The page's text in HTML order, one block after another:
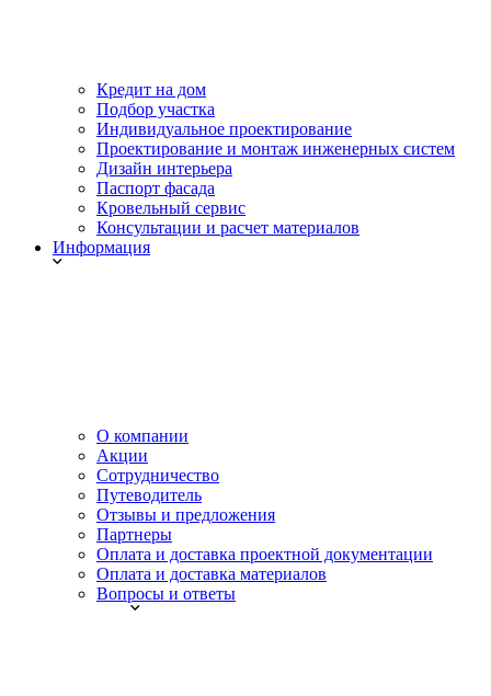
Кредит на дом
Подбор участка
Индивидуальное проектирование
Проектирование и монтаж инженерных систем
Дизайн интерьера
Паспорт фасада
Кровельный сервис
Консультации и расчет материалов
Информация
О компании
Акции
Сотрудничество
Путеводитель
Отзывы и предложения
Партнеры
Оплата и доставка проектной документации
Оплата и доставка материалов
Вопросы и ответы